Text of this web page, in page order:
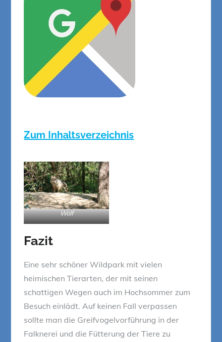
Zum Inhaltsverzeichnis
Wolf
Fazit
Eine sehr schöner Wildpark mit vielen
heimischen Tierarten, der mit seinen
schattigen Wegen auch im Hochsommer zum
Besuch einlädt. Auf keinen Fall verpassen
sollte man die Greifvogelvorführung in der
Falknerei und die Fütterung der Tiere zu